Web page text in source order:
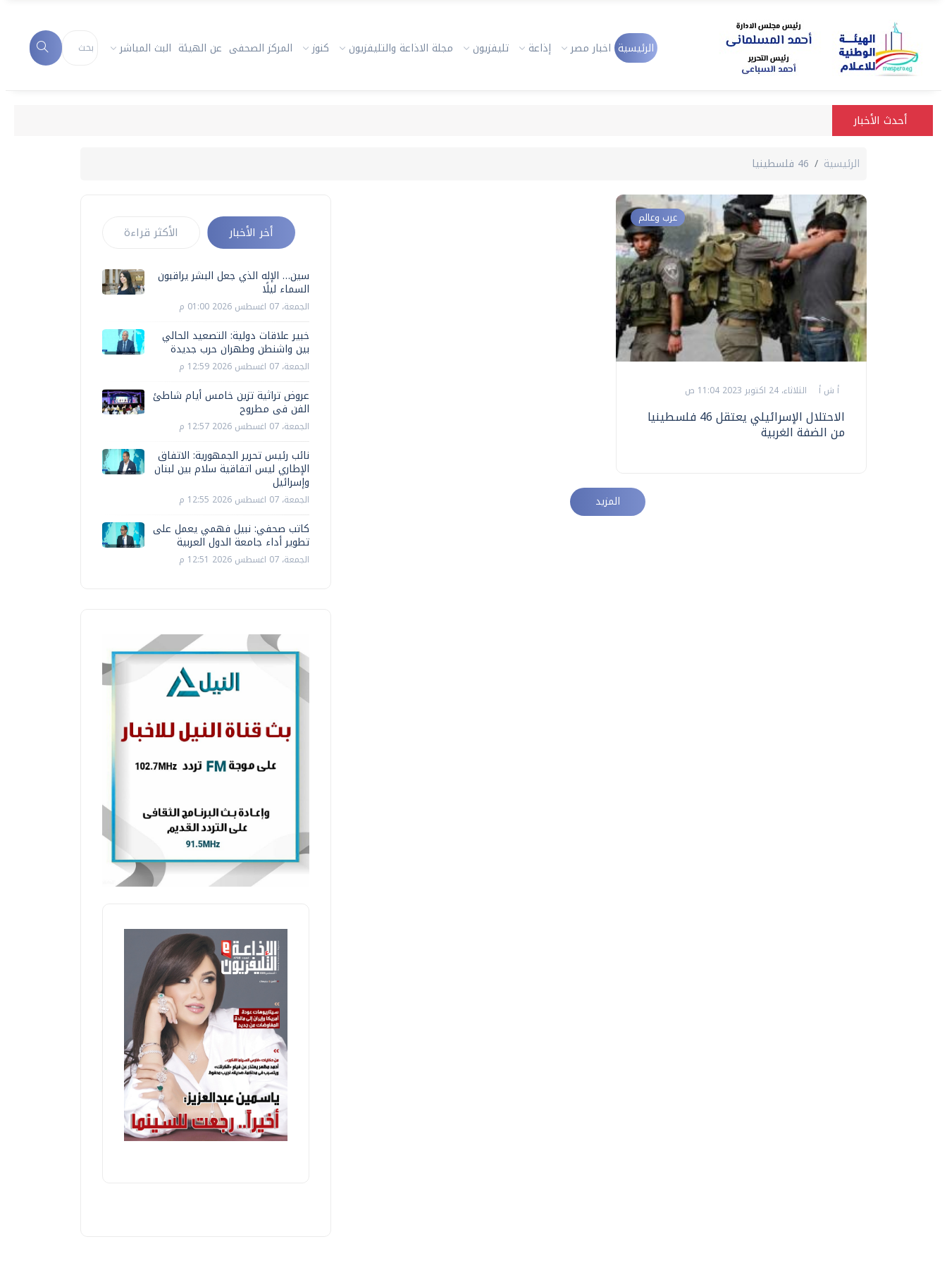
الرئيسية اخبار مصر إذاعة تليفزيون مجلة الاذاعة والتليفزيون كنوز المركز الصحفى عن الهيئة البث المباشر
أحدث الأخبار
الرئيسية 46 فلسطينيا
عرب وعالم
أ ش أ الثلاثاء، 24 اكتوبر 2023 11:04 ص
الاحتلال الإسرائيلي يعتقل 46 فلسطينيا
من الضفة الغربية
المزيد
أخر الأخبار الأكثر قراءة
سين… الإله الذي جعل البشر يراقبون
السماء ليلًا
الجمعة، 07 اغسطس 2026 01:00 م
خبير علاقات دولية: التصعيد الحالي
بين واشنطن وطهران حرب جديدة
الجمعة، 07 اغسطس 2026 12:59 م
عروض تراثية تزين خامس أيام شاطئ
الفن فى مطروح
الجمعة، 07 اغسطس 2026 12:57 م
نائب رئيس تحرير الجمهورية: الاتفاق
الإطاري ليس اتفاقية سلام بين لبنان
وإسرائيل
الجمعة، 07 اغسطس 2026 12:55 م
كاتب صحفي: نبيل فهمي يعمل على
تطوير أداء جامعة الدول العربية
الجمعة، 07 اغسطس 2026 12:51 م